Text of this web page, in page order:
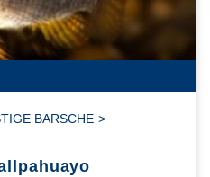
BARSCHE >